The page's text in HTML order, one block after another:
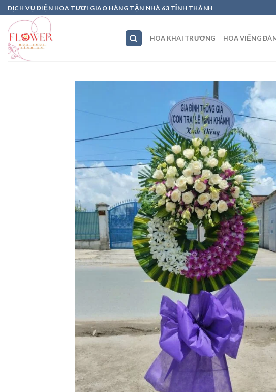
Skip
to
content
DỊCH VỤ ĐIỆN HOA TƯƠI GIAO HÀNG TẬN NHÀ 63 TỈNH THÀNH
HOA KHAI TRƯƠNG HOA VIẾNG